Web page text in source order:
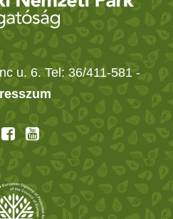
u. 6. Tel: 36/411-581 -